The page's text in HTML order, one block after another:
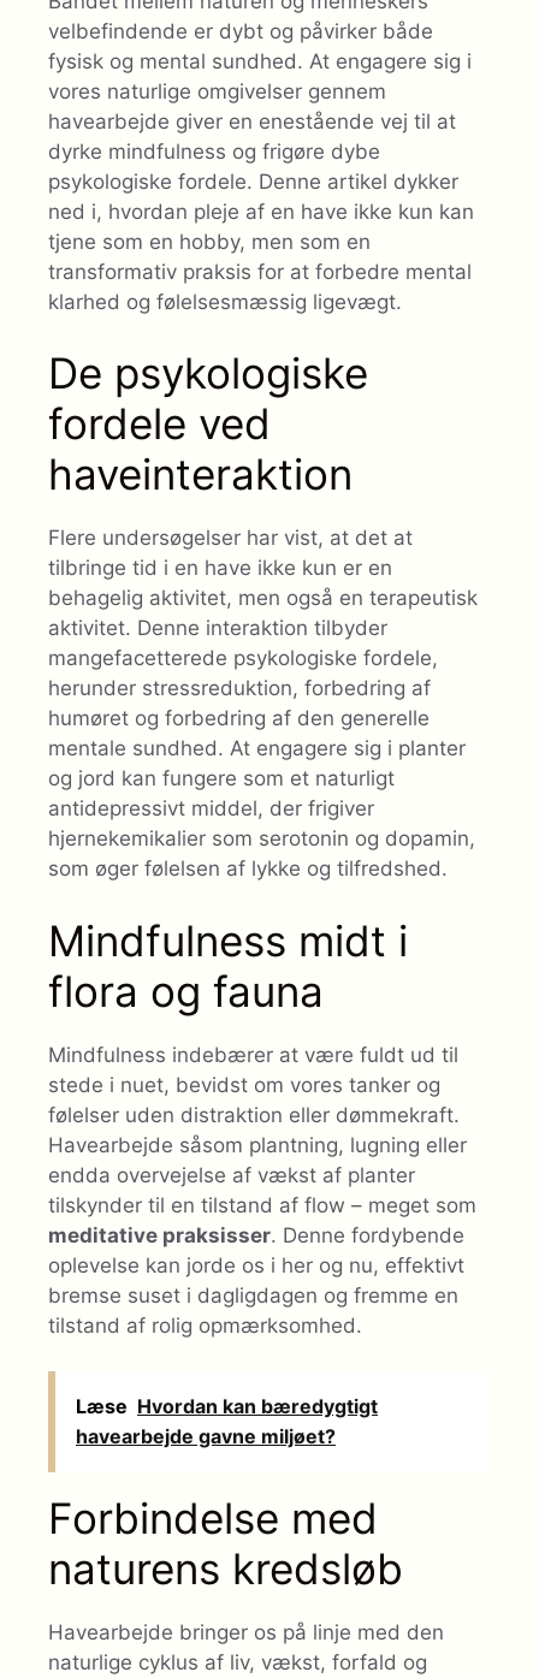
velbefindende er dybt og påvirker både
fysisk og mental sundhed. At engagere sig i
vores naturlige omgivelser gennem
havearbejde giver en enestående vej til at
dyrke mindfulness og frigøre dybe
psykologiske fordele. Denne artikel dykker
ned i, hvordan pleje af en have ikke kun kan
tjene som en hobby, men som en
transformativ praksis for at forbedre mental
klarhed og følelsesmæssig ligevægt.
De psykologiske
fordele ved
haveinteraktion
Flere undersøgelser har vist, at det at
tilbringe tid i en have ikke kun er en
behagelig aktivitet, men også en terapeutisk
aktivitet. Denne interaktion tilbyder
mangefacetterede psykologiske fordele,
herunder stressreduktion, forbedring af
humøret og forbedring af den generelle
mentale sundhed. At engagere sig i planter
og jord kan fungere som et naturligt
antidepressivt middel, der frigiver
hjernekemikalier som serotonin og dopamin,
som øger følelsen af ​​lykke og tilfredshed.
Mindfulness midt i
flora og fauna
Mindfulness indebærer at være fuldt ud til
stede i nuet, bevidst om vores tanker og
følelser uden distraktion eller dømmekraft.
Havearbejde såsom plantning, lugning eller
endda overvejelse af vækst af planter
tilskynder til en tilstand af flow – meget som
meditative praksisser. Denne fordybende
oplevelse kan jorde os i her og nu, effektivt
bremse suset i dagligdagen og fremme en
tilstand af rolig opmærksomhed.
Læse Hvordan kan bæredygtigt
havearbejde gavne miljøet?
Forbindelse med
naturens kredsløb
Havearbejde bringer os på linje med den
naturlige cyklus af liv, vækst, forfald og